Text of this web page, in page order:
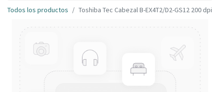
Todos los productos Toshiba Tec Cabezal B-EX4T2/D2-GS12 200 dpi